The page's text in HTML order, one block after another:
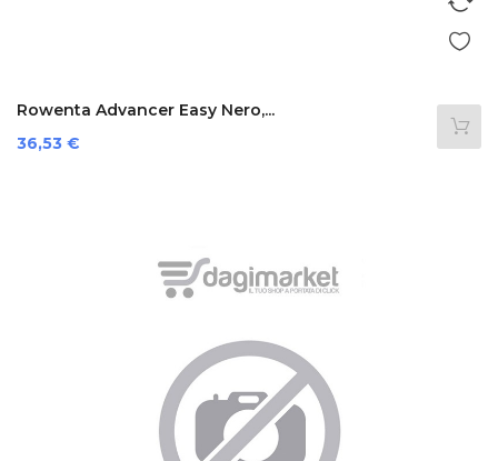
Rowenta Advancer Easy Nero,...
Prezzo
36,53 €